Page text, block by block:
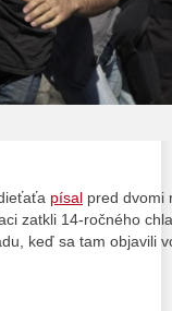
písal pred dvomi
zatkli 14-ročného
keď sa tam objavili